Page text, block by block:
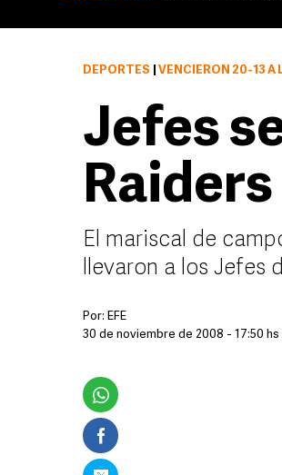
DEPORTES VENCIERON 20-13 A
Jefes
Raiders
El mariscal de
llevaron a los Jefes
Por: EFE
30 de noviembre de 2008 - 17:50 hs